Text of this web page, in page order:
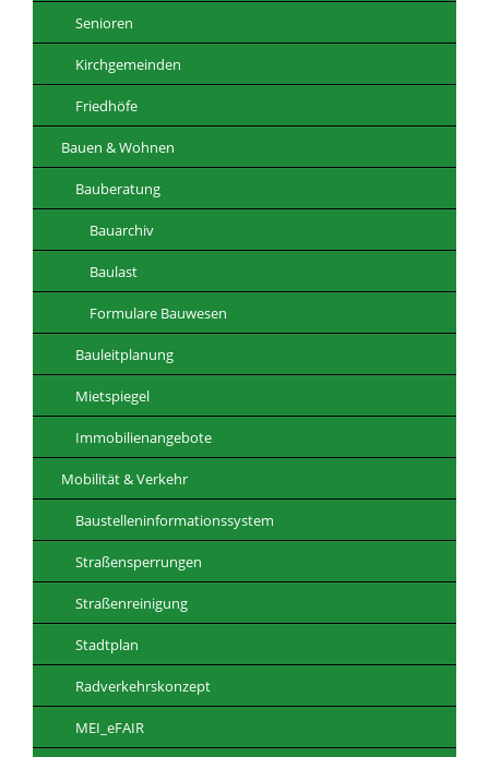
Senioren
Kirchgemeinden
Friedhöfe
Bauen & Wohnen
Bauberatung
Bauarchiv
Baulast
Formulare Bauwesen
Bauleitplanung
Mietspiegel
Immobilienangebote
Mobilität & Verkehr
Baustelleninformationssystem
Straßensperrungen
Straßenreinigung
Stadtplan
Radverkehrskonzept
MEI_eFAIR